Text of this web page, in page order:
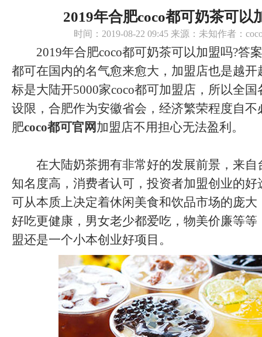
2019年合肥coco都可奶茶可以
时间：2019-08-22 09:45 来源：未知作者：
2019年合肥coco都可奶茶可以加盟吗?答案
都可在国内的名气愈来愈大，加盟店也是越开
标是大陆开5000家coco都可加盟店，所以全
设限，合肥作为安徽省会，经济繁荣程度自不
肥coco都可官网加盟店不用担心无法盈利。
在大陆奶茶拥有非常好的发展前景，来自
知名度高，消费者认可，投资者加盟创业的好
可从本质上决定着休闲美食和饮品市场的庞大
好吃更健康，男女老少都爱吃，物美价廉等等
盟还是一个小本创业好项目。